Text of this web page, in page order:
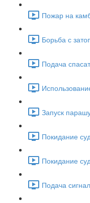
Пожар на
Борьба с
Подача
Запуск
Покидание
Покидание
Подача